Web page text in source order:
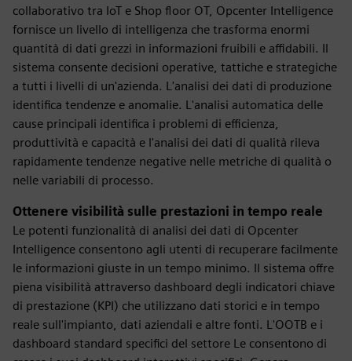
collaborativo tra IoT e Shop floor OT, Opcenter Intelligence
fornisce un livello di intelligenza che trasforma enormi
quantità di dati grezzi in informazioni fruibili e affidabili. Il
sistema consente decisioni operative, tattiche e strategiche
a tutti i livelli di un'azienda. L'analisi dei dati di produzione
identifica tendenze e anomalie. L'analisi automatica delle
cause principali identifica i problemi di efficienza,
produttività e capacità e l'analisi dei dati di qualità rileva
rapidamente tendenze negative nelle metriche di qualità o
nelle variabili di processo.
Ottenere visibilità sulle prestazioni in tempo reale
Le potenti funzionalità di analisi dei dati di Opcenter
Intelligence consentono agli utenti di recuperare facilmente
le informazioni giuste in un tempo minimo. Il sistema offre
piena visibilità attraverso dashboard degli indicatori chiave
di prestazione (KPI) che utilizzano dati storici e in tempo
reale sull'impianto, dati aziendali e altre fonti. L'OOTB e i
dashboard standard specifici del settore Le consentono di